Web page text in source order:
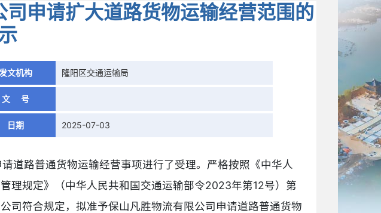
申请扩大道路货物运输经营范围的
发文机构 隆阳区交通运输局
文 号
日期 2025-07-03
道路普通货物运输经营事项进行了受理。严格按照《中华人
理规定》（中华人民共和国交通运输部令2023年第12号）第
司符合规定，拟准予保山凡胜物流有限公司申请道路普通货物